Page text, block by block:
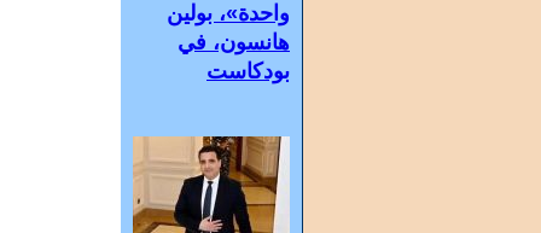
واحدة»، بولين
هانسون، في
بودكاست